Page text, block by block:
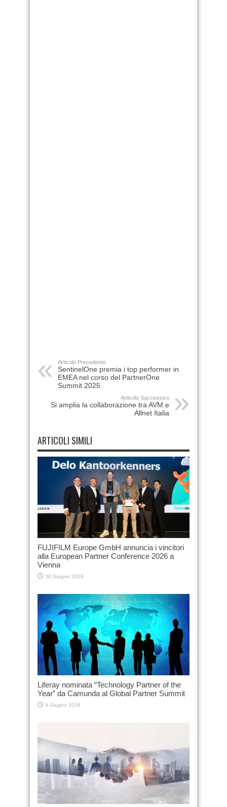
Articolo Precedente
SentinelOne premia i top performer in
EMEA nel corso del PartnerOne
Summit 2025
Articolo Successivo
Si amplia la collaborazione tra AVM e
Allnet Italia
ARTICOLI SIMILI
FUJIFILM Europe GmbH annuncia i vincitori
alla European Partner Conference 2026 a
Vienna
30 Giugno 2026
Liferay nominata “Technology Partner of the
Year” da Camunda al Global Partner Summit
9 Giugno 2026